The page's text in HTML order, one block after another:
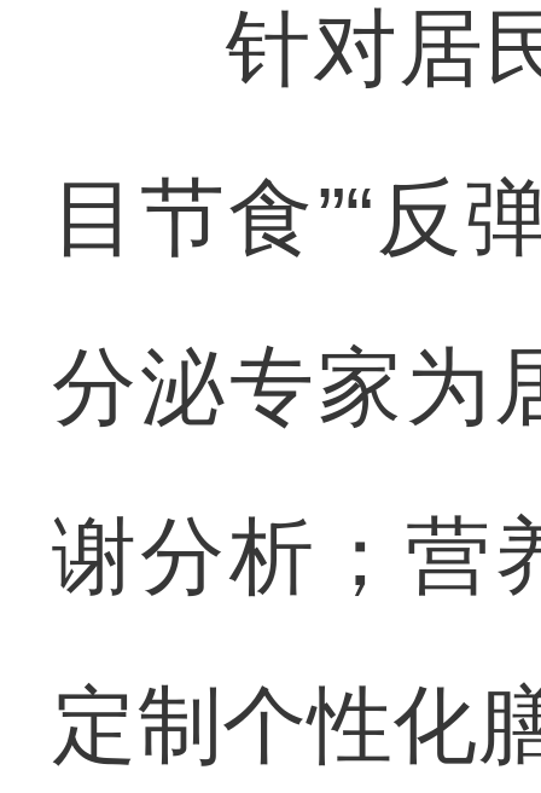
针对居民
目节食”“反
分泌专家为
谢分析；营
定制个性化